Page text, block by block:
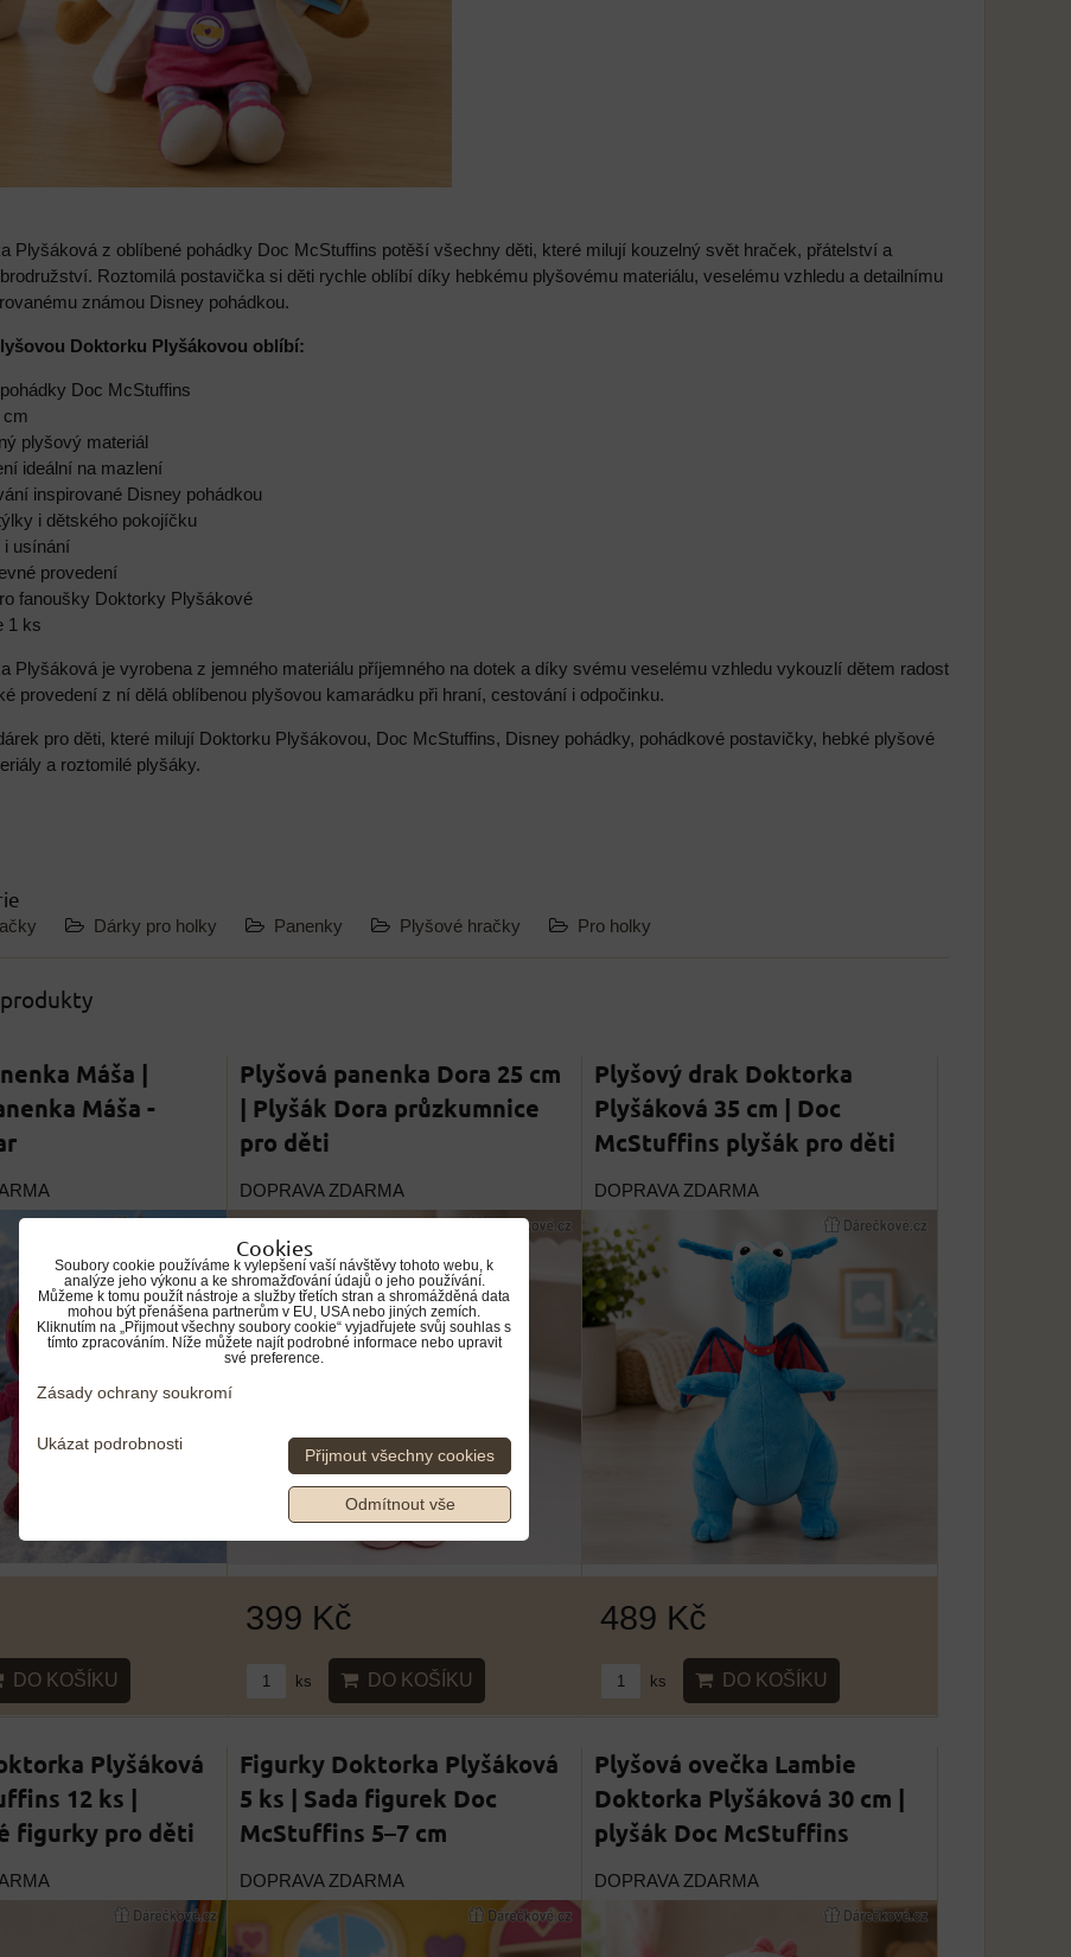
Plyšáková z oblíbené pohádky Doc McStuffins potěší všechny děti, které milují kouzelný svět hraček, přátelství a
Roztomilá postavička si děti rychle oblíbí díky hebkému plyšovému materiálu, veselému vzhledu a detailnímu
známou Disney pohádkou.
Doktorku Plyšákovou oblíbí:
Doc McStuffins
cm
plyšový materiál
ideální na mazlení
inspirované Disney pohádkou
i dětského pokojíčku
i usínání
provedení
fanoušky Doktorky Plyšákové
1 ks
Plyšáková je vyrobena z jemného materiálu příjemného na dotek a díky svému veselému vzhledu vykouzlí dětem radost
provedení z ní dělá oblíbenou plyšovou kamarádku při hraní, cestování i odpočinku.
pro děti, které milují Doktorku Plyšákovou, Doc McStuffins, Disney pohádky, pohádkové postavičky, hebké plyšové
a roztomilé plyšáky.
Dárky pro holky Panenky Plyšové hračky Pro holky
Máša |
Máša -
DO KOŠÍKU
Plyšová panenka Dora 25 cm
| Plyšák Dora průzkumnice
pro děti
DOPRAVA ZDARMA
399 Kč
ks DO KOŠÍKU
Plyšový drak Doktorka
Plyšáková 35 cm | Doc
McStuffins plyšák pro děti
DOPRAVA ZDARMA
489 Kč
ks DO KOŠÍKU
Plyšáková
12 ks |
figurky pro děti
Figurky Doktorka Plyšáková
5 ks | Sada figurek Doc
McStuffins 5–7 cm
DOPRAVA ZDARMA
Plyšová ovečka Lambie
Doktorka Plyšáková 30 cm |
plyšák Doc McStuffins
DOPRAVA ZDARMA
Cookies
Soubory cookie používáme k vylepšení vaší návštěvy tohoto webu, k
analýze jeho výkonu a ke shromažďování údajů o jeho používání.
Můžeme k tomu použít nástroje a služby třetích stran a shromážděná data
mohou být přenášena partnerům v EU, USA nebo jiných zemích.
Kliknutím na „Přijmout všechny soubory cookie“ vyjadřujete svůj souhlas s
tímto zpracováním. Níže můžete najít podrobné informace nebo upravit
své preference.
Zásady ochrany soukromí
Ukázat podrobnosti
Přijmout všechny cookies
Odmítnout vše